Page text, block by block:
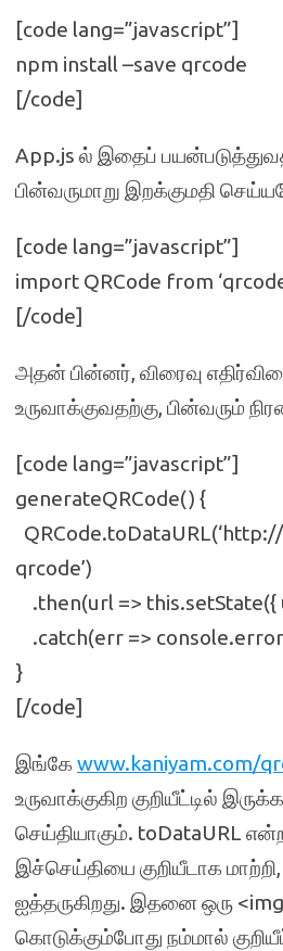
[code lang=”javascript”]
npm install –save qrcode
[/code]
App.js ல் இதைப்
பின்வருமாறு இறக்குமதி
[code lang=”javascript”]
import QRCode from
[/code]
அதன் பின்னர், விரைவு
உருவாக்குவதற்கு, பின்வரும்
[code lang=”javascript”]
generateQRCode() {
qrcode’)
.then(url => this.setState({
.catch(err =>
}
[/code]
இங்கே www.kaniyam.com/
உருவாக்குகிற குறியீட்டில்
செய்தியாகும். toDataURL
இச்செய்தியை குறியீடாக
ஐத்தருகிறது. இதனை ஒரு
கொடுக்கும்போது நம்மால்